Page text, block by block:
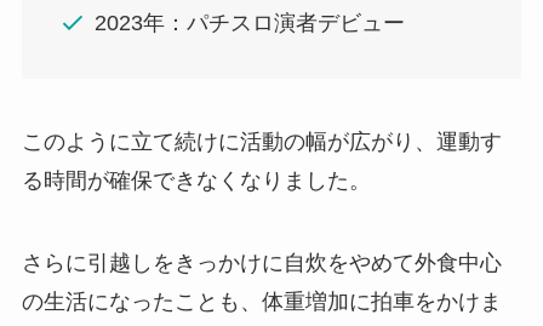
2023年：パチスロ演者デビュー
このように立て続けに活動の幅が広がり、運動す
る時間が確保できなくなりました。
さらに引越しをきっかけに自炊をやめて外食中心
の生活になったことも、体重増加に拍車をかけま